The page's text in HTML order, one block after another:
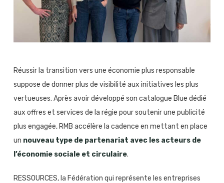
Réussir la transition vers une économie plus responsable
suppose de donner plus de visibilité aux initiatives les plus
vertueuses. Après avoir développé son catalogue Blue dédié
aux offres et services de la régie pour soutenir une publicité
plus engagée, RMB accélère la cadence en mettant en place
un nouveau type de partenariat avec les acteurs de
l’économie sociale et circulaire.
RESSOURCES, la Fédération qui représente les entreprises